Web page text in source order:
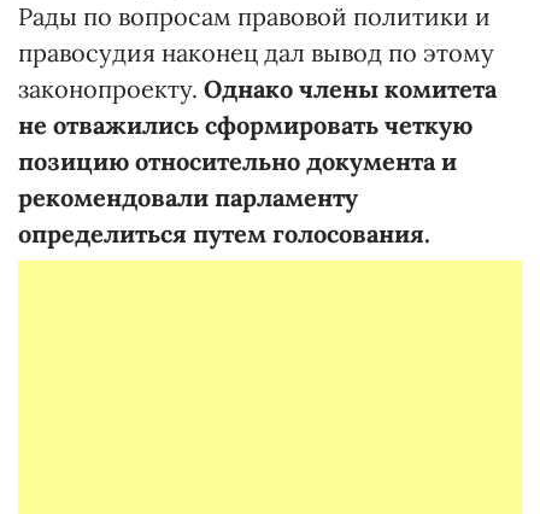
Рады по вопросам правовой политики и
правосудия наконец дал вывод по этому
законопроекту. Однако члены комитета
не отважились сформировать четкую
позицию относительно документа и
рекомендовали парламенту
определиться путем голосования.